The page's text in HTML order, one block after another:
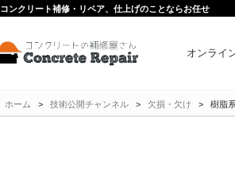
コンクリート補修・リペア、仕上げのことならお任せ
オンライ
ホーム > 技術公開チャンネル > 欠損・欠け > 樹脂